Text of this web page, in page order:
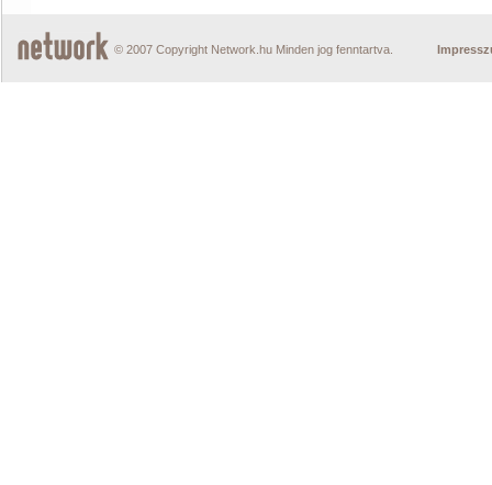
© 2007 Copyright Network.hu Minden jog fenntartva.